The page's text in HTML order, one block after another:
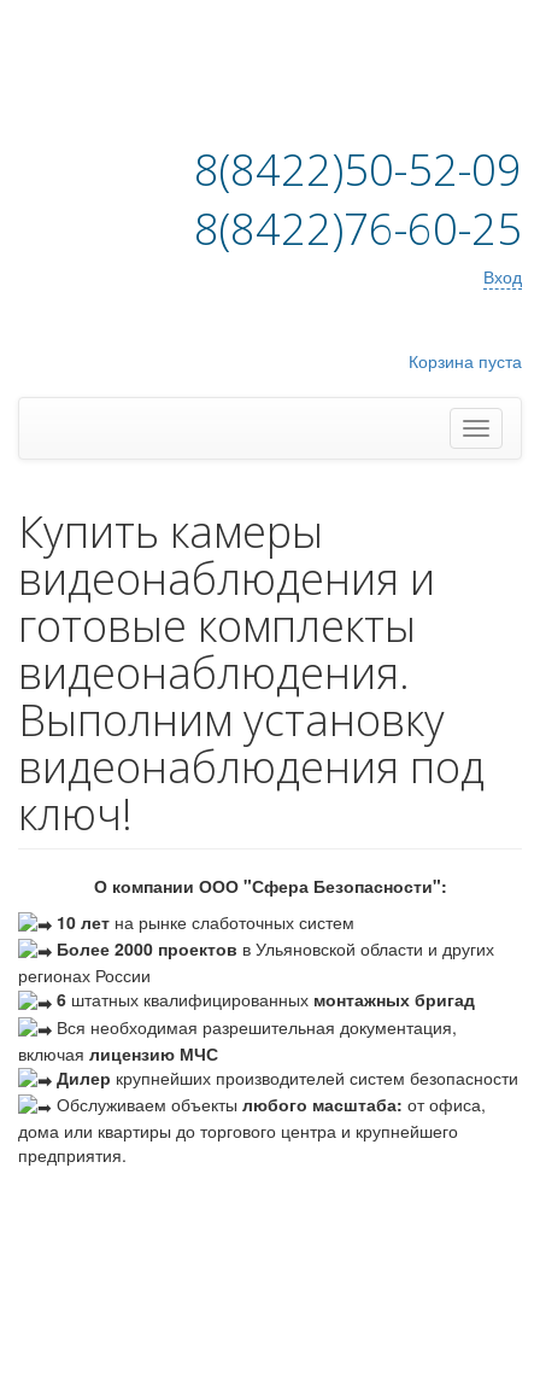
8(8422)50-52-09
8(8422)76-60-25
Вход
Корзина пуста
Купить камеры
видеонаблюдения и
готовые комплекты
видеонаблюдения.
Выполним установку
видеонаблюдения под
ключ!
О компании ООО "Сфера Безопасности":
10 лет на рынке слаботочных систем
Более 2000 проектов в Ульяновской области и других
регионах России
6 штатных квалифицированных монтажных бригад
Вся необходимая разрешительная документация,
включая лицензию МЧС
Дилер крупнейших производителей систем безопасности
Обслуживаем объекты любого масштаба: от офиса,
дома или квартиры до торгового центра и крупнейшего
предприятия.